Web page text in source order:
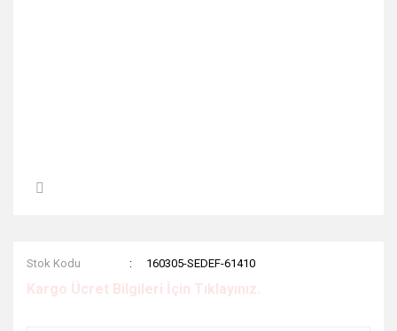
Stok Kodu 160305-SEDEF-61410
Kargo Ücret Bilgileri İçin Tıklayınız.